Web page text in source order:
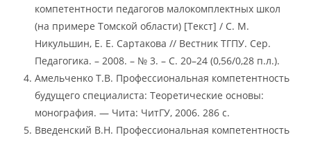
компетентности педагогов малокомплектных школ
(на примере Томской области) [Текст] / С. М.
Никульшин, Е. Е. Сартакова // Вестник ТГПУ. Сер.
Педагогика. – 2008. – № 3. – С. 20–24 (0,56/0,28 п.л.).
Амельченко Т.В. Профессиональная компетентность
будущего специалиста: Теоретические основы:
монография. — Чита: ЧитГУ, 2006. 286 с.
Введенский В.Н. Профессиональная компетентность